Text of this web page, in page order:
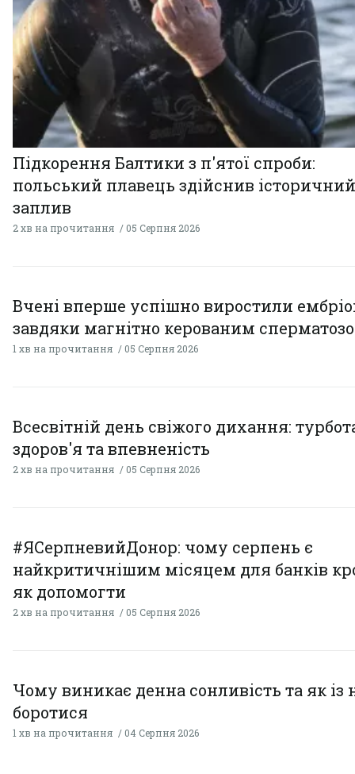
Підкорення Балтики з п'ятої спроби:
польський плавець здійснив історичний
заплив
2 хв на прочитання 05 Серпня 2026
Вчені вперше успішно виростили
завдяки магнітно керованим
1 хв на прочитання 05 Серпня 2026
Всесвітній день свіжого дихання:
здоров'я та впевненість
2 хв на прочитання 05 Серпня 2026
#ЯСерпневийДонор: чому серпень є
найкритичнішим місяцем для банків
як допомогти
2 хв на прочитання 05 Серпня 2026
Чому виникає денна сонливість та як із
боротися
1 хв на прочитання 04 Серпня 2026